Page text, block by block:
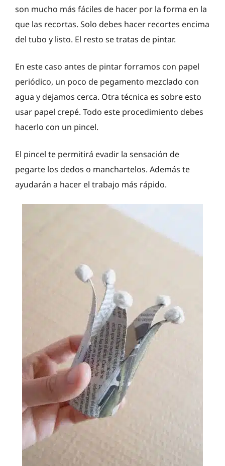
son mucho más fáciles de hacer por la forma en la
que las recortas. Solo debes hacer recortes encima
del tubo y listo. El resto se tratas de pintar.
En este caso antes de pintar forramos con papel
periódico, un poco de pegamento mezclado con
agua y dejamos cerca. Otra técnica es sobre esto
usar papel crepé. Todo este procedimiento debes
hacerlo con un pincel.
El pincel te permitirá evadir la sensación de
pegarte los dedos o manchartelos. Además te
ayudarán a hacer el trabajo más rápido.